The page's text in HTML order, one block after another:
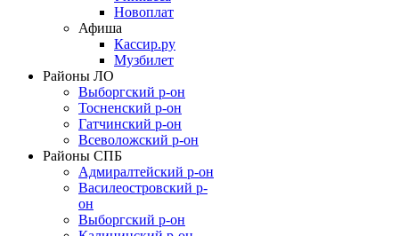
Новоплат
Афиша
Кассир.ру
Музбилет
Районы ЛО
Выборгский р-он
Тосненский р-он
Гатчинский р-он
Всеволожский р-он
Районы СПБ
Адмиралтейский р-он
Василеостровский р-
он
Выборгский р-он